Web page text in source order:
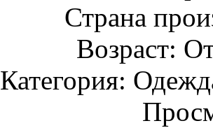
Страна
Возраст:
Категория: